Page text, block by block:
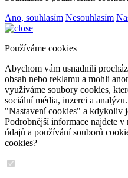
Ano, souhlasím Nesouhlasím
Používáme cookies
Abychom vám usnadnili
obsah nebo reklamu a mohli
využíváme soubory cookies,
sociální média, inzerci a
"Nastavení cookies" a kdykoliv
Podrobnější informace najdete v
údajů a používání souborů
cookies?